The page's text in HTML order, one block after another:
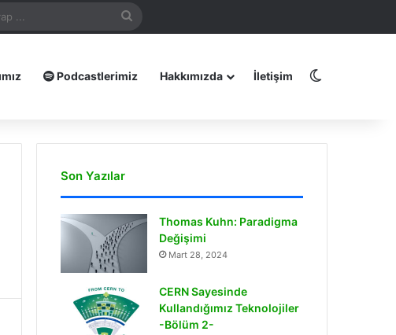
...
Podcastlerimiz Hakkımızda İletişim
Son Yazılar
Thomas Kuhn: Paradigma
Değişimi
Mart 28, 2024
CERN Sayesinde
Kullandığımız Teknolojiler
-Bölüm 2-